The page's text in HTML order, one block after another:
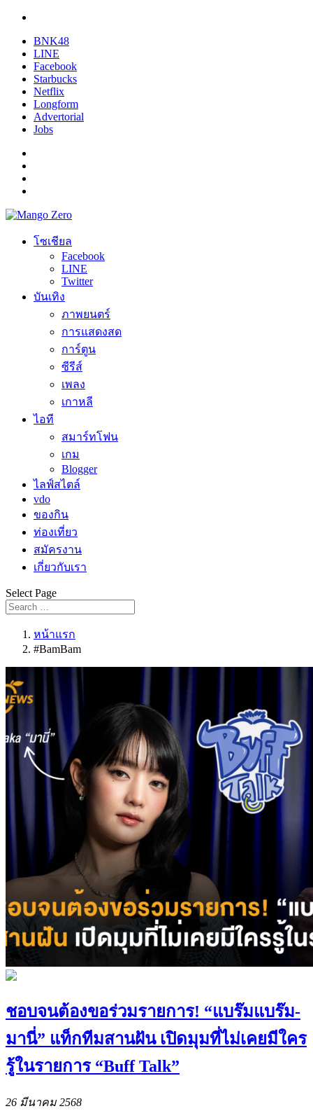
BNK48
LINE
Facebook
Starbucks
Netflix
Longform
Advertorial
Jobs
โซเชียล
Facebook
LINE
Twitter
บันเทิง
ภาพยนตร์
การแสดงสด
การ์ตูน
ซีรีส์
เพลง
เกาหลี
ไอที
สมาร์ทโฟน
เกม
Blogger
ไลฟ์สไตล์
vdo
ของกิน
ท่องเที่ยว
สมัครงาน
เกี่ยวกับเรา
Select Page
หน้าแรก
#BamBam
ชอบจนต้องขอร่วมรายการ! “แบร๊มแบร๊ม-
มานี่” แท็กทีมสานฝัน เปิดมุมที่ไม่เคยมีใคร
รู้ในรายการ “Buff Talk”
26 มีนาคม 2568